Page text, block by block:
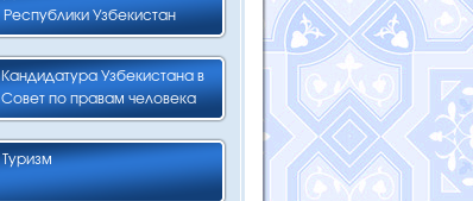
Республики Узбекистан
Кандидатура Узбекистана в
Совет по правам человека
Туризм